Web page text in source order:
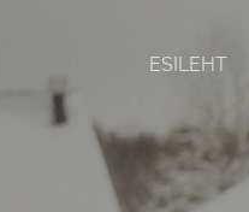
ESILEHT